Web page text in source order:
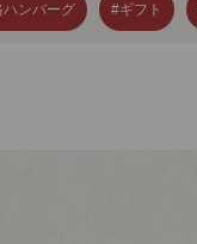
ハンバーグ #ギフト